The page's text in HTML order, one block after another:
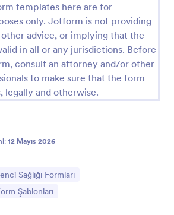
templates here are for
only. Jotform is not providing
advice, or implying that the
in all or any jurisdictions. Before
consult an attorney and/or other
to make sure that the form
legally and otherwise.
12 Mayıs 2026
git:
Sağlığı Formları
Şablonları
olarak veri toplama sürecine dahil
yanıtlarını düzenli şekilde
olur.
Şablon Kullan
Önizleme
Formları Hakkında